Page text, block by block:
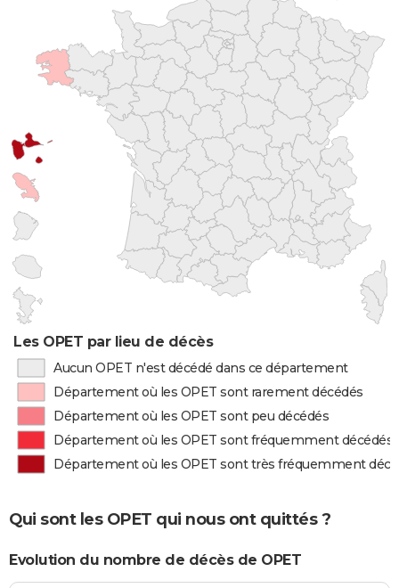
Les OPET par lieu de décès
Aucun OPET n'est décédé dans ce département
Département où les OPET sont rarement décédés
Département où les OPET sont peu décédés
Département où les OPET sont fréquemment décédés
Département où les OPET sont très fréquemment
Qui sont les OPET qui nous ont quittés ?
Evolution du nombre de décès de OPET